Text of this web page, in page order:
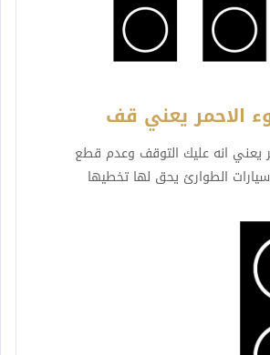
الاحمر يعني قف
يعني انه عليك التوقف وعدم قطع
الطوارئ يحق لها تخطيها